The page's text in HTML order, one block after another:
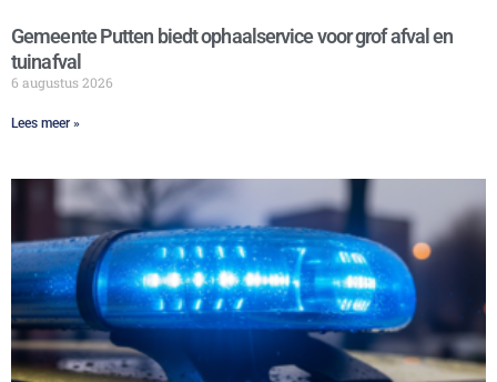
Gemeente Putten biedt ophaalservice voor grof afval en
tuinafval
6 augustus 2026
Lees meer »